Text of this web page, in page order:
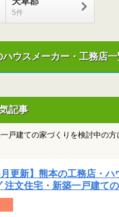
5
ハウスメーカー・工務店一
記事
戸建ての家づくりを検討中の方
月更新】熊本の工務店・ハ
注文住宅・新築一戸建て